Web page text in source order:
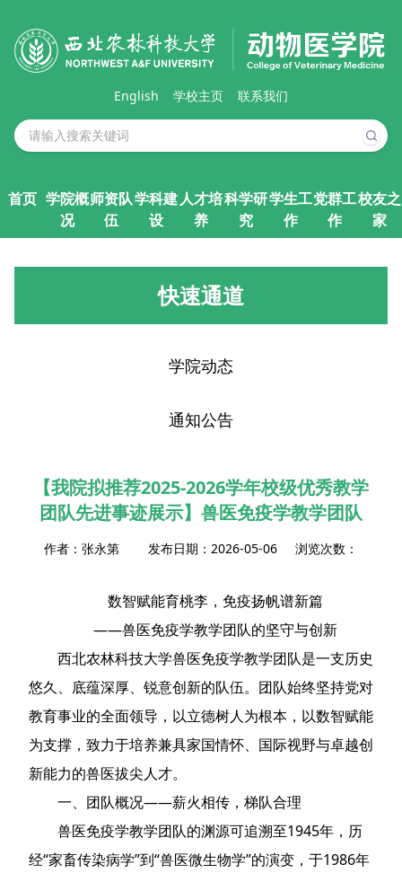
English 学校主页 联系我们
首页 学院概
况
师资队
伍
学科建
设
人才培
养
科学研
究
学生工
作
党群工
作
校友之
家
快速通道
学院动态
通知公告
【我院拟推荐2025-2026学年校级优秀教学
团队先进事迹展示】兽医免疫学教学团队
作者：张永第 发布日期：2026-05-06 浏览次数：
数智赋能育桃李，免疫扬帆谱新篇
——兽医免疫学教学团队的坚守与创新
西北农林科技大学兽医免疫学教学团队是一支历史
悠久、底蕴深厚、锐意创新的队伍。团队始终坚持党对
教育事业的全面领导，以立德树人为根本，以数智赋能
为支撑，致力于培养兼具家国情怀、国际视野与卓越创
新能力的兽医拔尖人才。
一、团队概况——薪火相传，梯队合理
兽医免疫学教学团队的渊源可追溯至1945年，历
经“家畜传染病学”到“兽医微生物学”的演变，于1986年